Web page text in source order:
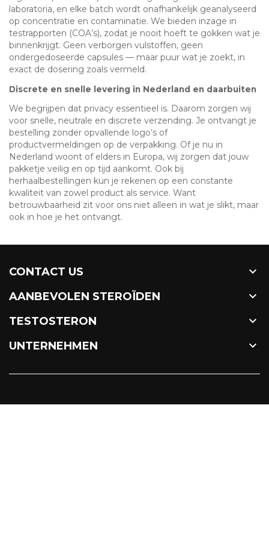
laboratoria, en elke batch wordt onafhankelijk geanalyseerd
op concentratie en contaminatie. We bieden inzage in
testrapporten (COA’s), zodat je nooit hoeft te gokken wat je
binnenkrijgt. Geen verborgen vulstoffen, geen
ondergedoseerde capsules — maar puur wat je zoekt, in
exact de dosering zoals vermeld.
Discrete en snelle levering in Nederland en daarbuiten
We begrijpen dat privacy essentieel is. Daarom zorgen wij
voor snelle, neutrale en discrete verzending. Je ontvangt je
bestelling zonder opvallende logo’s of
productvermeldingen op de verpakking. Of je nu in
Nederland woont of elders in Europa, wij zorgen dat jouw
pakketje veilig en op tijd aankomt. Ook bij
herhaalbestellingen kun je rekenen op een constante
kwaliteit van zowel product als service. Want
betrouwbaarheid zit voor ons niet alleen in wat je slikt, maar
ook in hoe je het ontvangt.
CONTACT US 
AANBEVOLEN STEROÏDEN 
TESTOSTERON 
UNTERNEHMEN 